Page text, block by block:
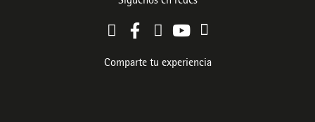
Comparte tu experiencia